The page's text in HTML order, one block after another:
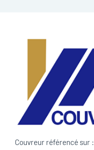
Couvreur référencé sur :